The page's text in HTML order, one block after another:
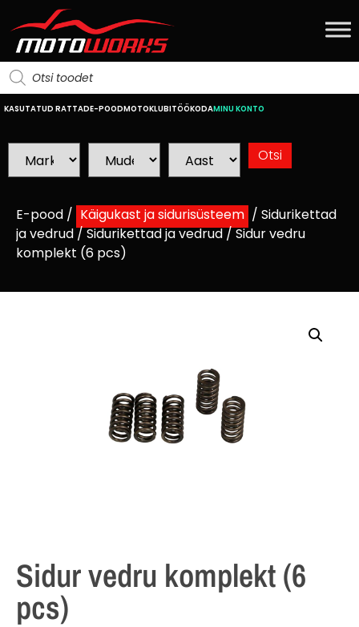
KASUTATUD RATTADE-POODMOTOKLUBITÖÖKODAMINU KONTO
E-pood / Käigukast ja sidurisüsteem / Sidurikettad
ja vedrud/Sidurikettad ja vedrud/ Sidur vedru
komplekt (6 pcs)
Sidur vedru komplekt (6
pcs)